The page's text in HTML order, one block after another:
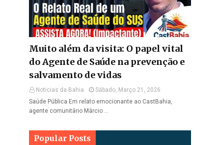
Muito além da visita: O papel vital
do Agente de Saúde na prevenção e
salvamento de vidas
Noticias da Bahia
Sábado, Março 21, 2026
Saúde Pública Em relato emocionante ao CastBahia,
agente comunitário Márcio …
Popular Posts